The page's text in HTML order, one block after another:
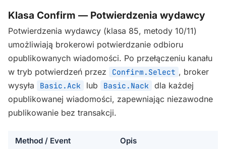
Klasa Confirm — Potwierdzenia wydawcy
Potwierdzenia wydawcy (klasa 85, metody 10/11)
umożliwiają brokerowi potwierdzanie odbioru
opublikowanych wiadomości. Po przełączeniu kanału
w tryb potwierdzeń przez
Confirm.Select , broker
wysyła
Basic.Ack lub Basic.Nack
dla każdej
opublikowanej wiadomości, zapewniając niezawodne
publikowanie bez transakcji.
Method / Event Opis